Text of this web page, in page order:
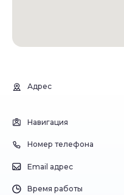
Адрес
Навигация
Номер телефона
Email адрес
Время работы